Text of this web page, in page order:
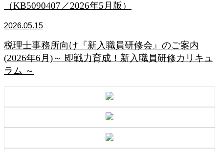
（KB5090407／2026年5月版）
2026.05.15
税理士事務所向け『新入職員研修会』のご案内
(2026年6月)～ 即戦力育成！新入職員研修カリキュ
ラム ～